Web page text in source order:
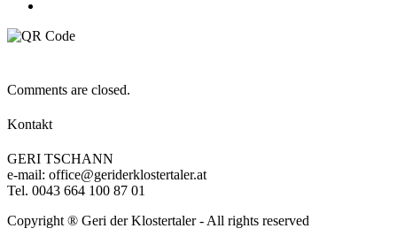
Comments are closed.
Kontakt
GERI TSCHANN
e-mail: office@geriderklostertaler.at
Tel. 0043 664 100 87 01
Copyright ® Geri der Klostertaler - All rights reserved